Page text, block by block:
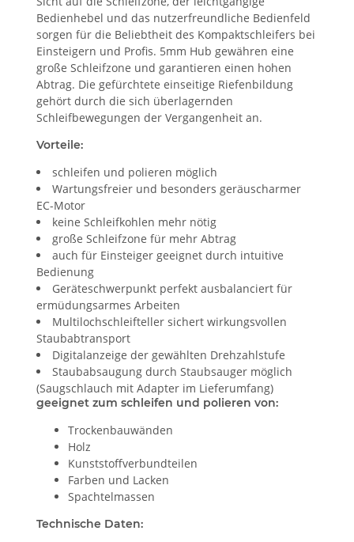
Bedienhebel und das nutzerfreundliche Bedienfeld
sorgen für die Beliebtheit des Kompaktschleifers bei
Einsteigern und Profis. 5mm Hub gewähren eine
große Schleifzone und garantieren einen hohen
Abtrag. Die gefürchtete einseitige Riefenbildung
gehört durch die sich überlagernden
Schleifbewegungen der Vergangenheit an.
Vorteile:
schleifen und polieren möglich
Wartungsfreier und besonders geräuscharmer
EC-Motor
keine Schleifkohlen mehr nötig
große Schleifzone für mehr Abtrag
auch für Einsteiger geeignet durch intuitive
Bedienung
Geräteschwerpunkt perfekt ausbalanciert für
ermüdungsarmes Arbeiten
Multilochschleifteller sichert wirkungsvollen
Staubabtransport
Digitalanzeige der gewählten Drehzahlstufe
Staubabsaugung durch Staubsauger möglich
(Saugschlauch mit Adapter im Lieferumfang)
geeignet zum schleifen und polieren von:
Trockenbauwänden
Holz
Kunststoffverbundteilen
Farben und Lacken
Spachtelmassen
Technische Daten: